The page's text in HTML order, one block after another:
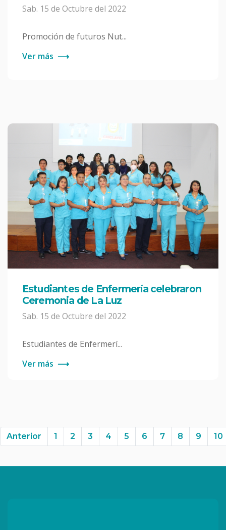
Sab. 15 de Octubre del 2022
Promoción de futuros Nut...
Ver más ⟶
Estudiantes de Enfermería celebraron
Ceremonia de La Luz
Sab. 15 de Octubre del 2022
Estudiantes de Enfermerí...
Ver más ⟶
Anterior Anterior
1 2 3 4 5 6 7 8 9 10